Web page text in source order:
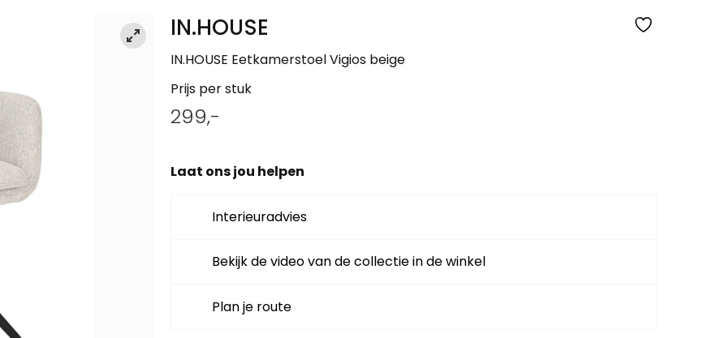
IN.HOUSE
IN.HOUSE Eetkamerstoel Vigios beige
Prijs per stuk
299,-
Laat ons jou helpen
Interieuradvies
Bekijk de video van de collectie in de winkel
Plan je route